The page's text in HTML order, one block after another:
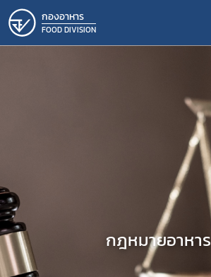
กองอาหาร
FOOD DIVISION
กฎหมายอาหาร